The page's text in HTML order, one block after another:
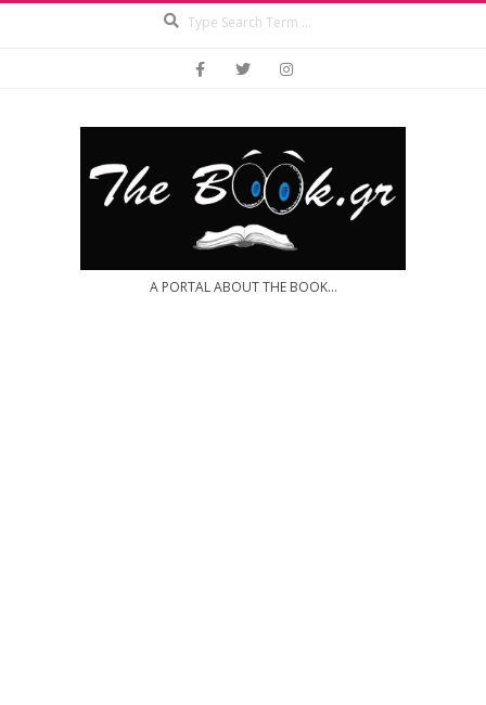
A PORTAL ABOUT THE BOOK...